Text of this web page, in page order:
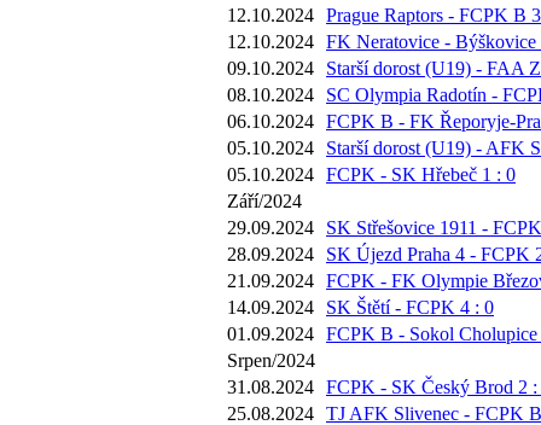
12.10.2024 Prague Raptors - FCPK B
12.10.2024 FK Neratovice -
09.10.2024
Starší dorost (U19) - FAA
08.10.2024
SC Olympia Radotín -
06.10.2024 FCPK B - FK Řeporyje-
05.10.2024
Starší dorost (U19) - AFK
05.10.2024 FCPK - SK Hřebeč 1 : 0
Září/2024
29.09.2024
SK Střešovice 1911 -
28.09.2024
SK Újezd Praha 4 - FCPK
21.09.2024 FCPK - FK Olympie
14.09.2024
SK Štětí - FCPK 4 : 0
01.09.2024 FCPK B - Sokol Cholupice
Srpen/2024
31.08.2024 FCPK - SK Český Brod 2 :
25.08.2024 TJ AFK Slivenec - FCPK